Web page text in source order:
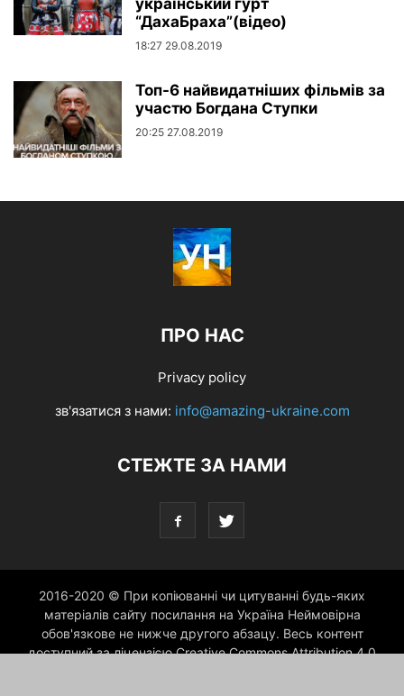
“ДахаБраха”(відео)
18:27 29.08.2019
Топ-6 найвидатніших фільмів за
участю Богдана Ступки
20:25 27.08.2019
ПРО НАС
Privacy policy
зв'язатися з нами: info@amazing-ukraine.com
СТЕЖТЕ ЗА НАМИ
2016-2020 © При копіюванні чи цитуванні будь-яких
матеріалів сайту посилання на Україна Неймовірна
обов'язкове не нижче другого абзацу. Весь контент
доступний за ліцензією Creative Commons Attribution 4.0